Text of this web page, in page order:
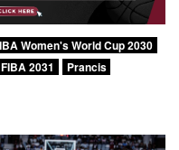
Women's World Cup 2030
2031
Prancis